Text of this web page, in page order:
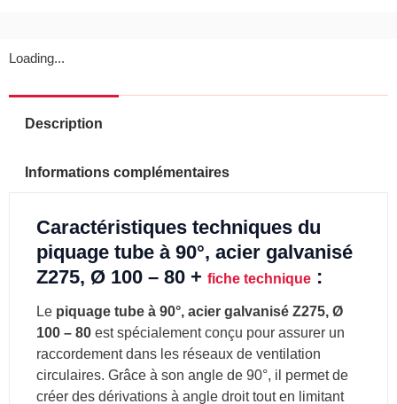
Loading...
Description
Informations complémentaires
Caractéristiques techniques du
piquage tube à 90°, acier galvanisé
Z275, Ø 100 – 80 + fiche technique :
Le piquage tube à 90°, acier galvanisé Z275, Ø
100 – 80 est spécialement conçu pour assurer un
raccordement dans les réseaux de ventilation
circulaires. Grâce à son angle de 90°, il permet de
créer des dérivations à angle droit tout en limitant